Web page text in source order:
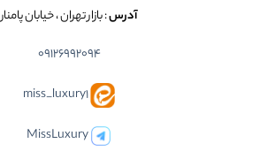
آدرس: بازار تهران ، خیابان پامنار
09126992094
miss_luxury1
MissLuxury